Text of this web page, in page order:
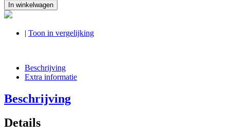
In winkelwagen
| Toon in vergelijking
Beschrijving
Extra informatie
Beschrijving
Details